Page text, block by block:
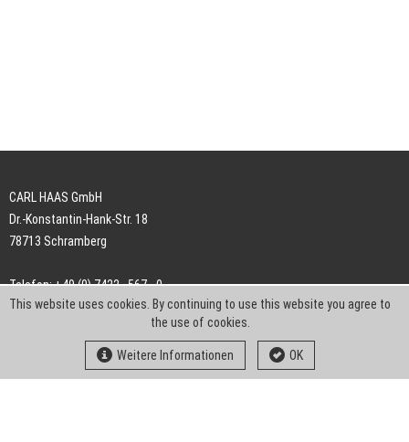
CARL HAAS GmbH
Dr.-Konstantin-Hank-Str. 18
78713 Schramberg
Telefon: +49 (0) 7422 . 567 - 0
Telefax: +49 (0) 7422 . 567 - 239
info-ch@kern-liebers.com
This website uses cookies. By continuing to use this website you agree to
the use of cookies.
Weitere Informationen OK